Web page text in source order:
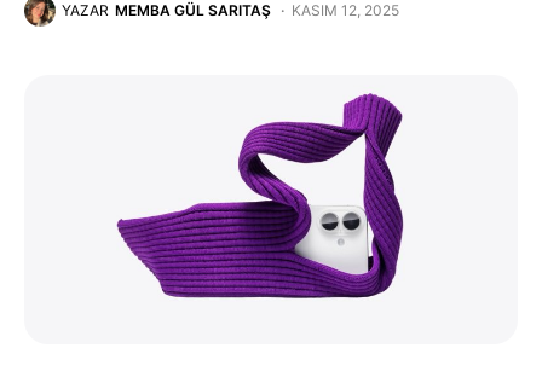
YAZAR MEMBA GÜL SARITAŞ KASIM 12, 2025